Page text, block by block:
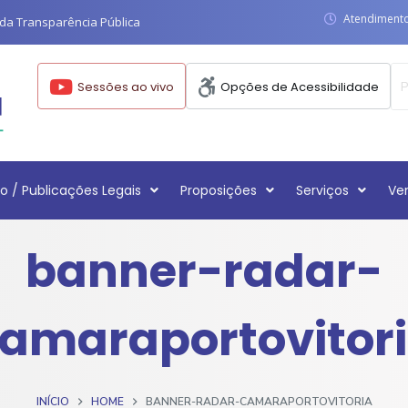
Transparência Pública
Sessões ao vivo Opções de Acessibilidade
/ Publicações Legais Proposições Serviços
banner-radar-
INÍCIO HOME BANNER-RADAR-CAMARAPORTOVITORIA